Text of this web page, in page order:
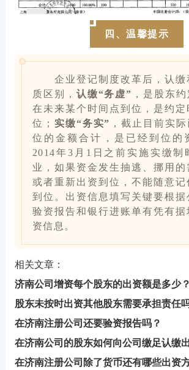
四、温馨提示
企业登记制度改革后，认缴
质区别， 认缴“务虚” ，是股东
在未来某个时间点到位，是约定
位； 实缴“务实” ，截止目前实
位的金额合计，是已经到位的
2014年3月1日之前实施实缴制
业，如果资金发生抽逃、挪用的
或者重新出资到位，不能随意记
到位。出资信息填写关键要根据
验资报告和银行进账单有凭有据
资信息。
相关文章：
济南公司增资每个股东的出资额是多少？
股东未按时出资其他股东需要承担责任
在济南注册公司还要验资报告吗？
在济南公司的股东如何向公司缴足认缴
在济南注册公司除了货币还有哪些出资